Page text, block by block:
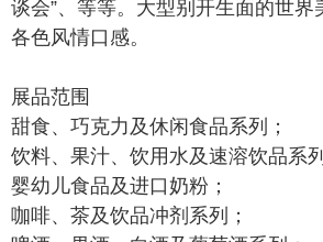
谈会”、等等。大型别开生面的世界
各色风情口感。
展品范围
甜食、巧克力及休闲食品系列；
饮料、果汁、饮用水及速溶饮品系列
婴幼儿食品及进口奶粉；
咖啡、茶及饮品冲剂系列；